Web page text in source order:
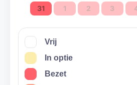
31
1 2 3
Vrij
In optie
Bezet